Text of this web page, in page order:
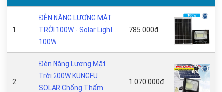
1
ĐÈN NĂNG LƯỢNG MẶT
TRỜI 100W - Solar Light
100W
785.000đ
2
Đèn Năng Lượng Mặt
Trời 200W KUNGFU
SOLAR Chống Thấm
1.070.000đ